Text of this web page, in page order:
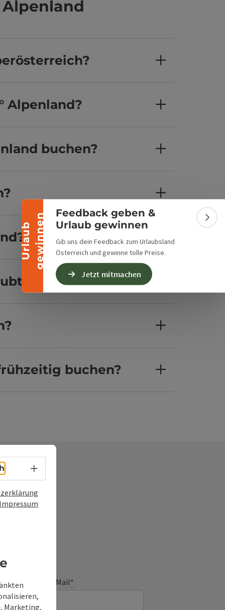
U
r
l
a
u
b
g
e
w
i
n
n
en
Banner einklappen
Feedback geben &
Urlaub gewinnen
Gib uns dein Feedback zum Urlaubsland
Österreich und gewinne tolle Preise.
Jetzt mitmachen
Alpenland?
buchen?
buchen?
E-Mail*
Sprachwahl - Menü öffnen
Impressum
Marketing,